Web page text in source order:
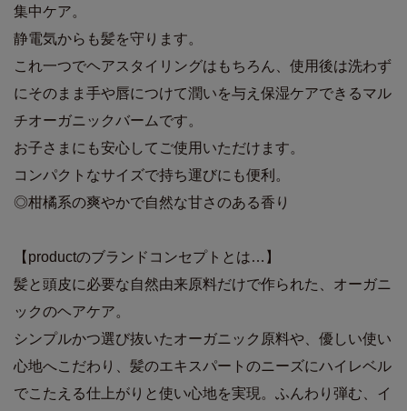
集中ケア。
静電気からも髪を守ります。
これ一つでヘアスタイリングはもちろん、使用後は洗わず
にそのまま手や唇につけて潤いを与え保湿ケアできるマル
チオーガニックバームです。
お子さまにも安心してご使用いただけます。
コンパクトなサイズで持ち運びにも便利。
◎柑橘系の爽やかで自然な甘さのある香り
【productのブランドコンセプトとは…】
髪と頭皮に必要な自然由来原料だけで作られた、オーガニ
ックのヘアケア。
シンプルかつ選び抜いたオーガニック原料や、優しい使い
心地へこだわり、髪のエキスパートのニーズにハイレベル
でこたえる仕上がりと使い心地を実現。ふんわり弾む、イ